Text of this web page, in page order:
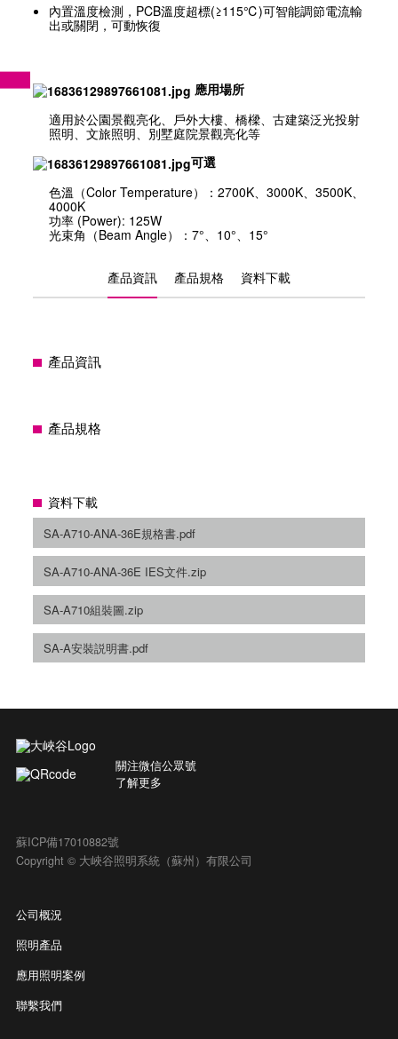
內置溫度檢測，PCB溫度超標(≥115℃)可智能調節電流輸
出或關閉，可動恢復
應用場所
適用於公園景觀亮化、戶外大樓、橋樑、古建築泛光投射
照明、文旅照明、別墅庭院景觀亮化等
可選
色溫（Color Temperature）：2700K、3000K、3500K、
4000K
功率 (Power): 125W
光束角（Beam Angle）：7°、10°、15°
產品資訊 產品規格 資料下載
產品資訊
產品規格
資料下載
SA-A710-ANA-36E規格書.pdf
SA-A710-ANA-36E IES文件.zip
SA-A710組裝圖.zip
SA-A安裝説明書.pdf
關注微信公眾號
了解更多
蘇ICP備17010882號
Copyright © 大峽谷照明系統（蘇州）有限公司
公司概況
照明產品
應用照明案例
聯繫我們